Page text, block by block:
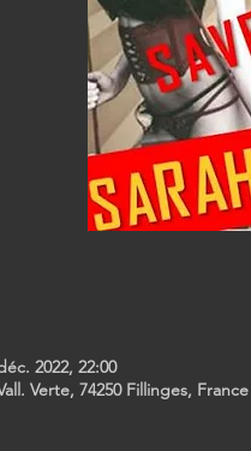
2022, 22:00
Verte, 74250 Fillinges, France